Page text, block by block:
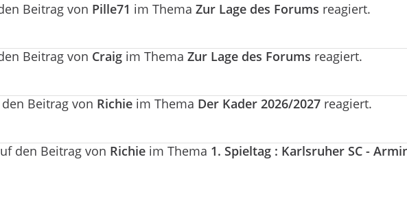
Beitrag von Pille71 im Thema Zur Lage des Forums reagiert.
Beitrag von Craig im Thema Zur Lage des Forums reagiert.
Beitrag von Richie im Thema Der Kader 2026/2027 reagiert.
den Beitrag von Richie im Thema 1. Spieltag : Karlsruher SC -